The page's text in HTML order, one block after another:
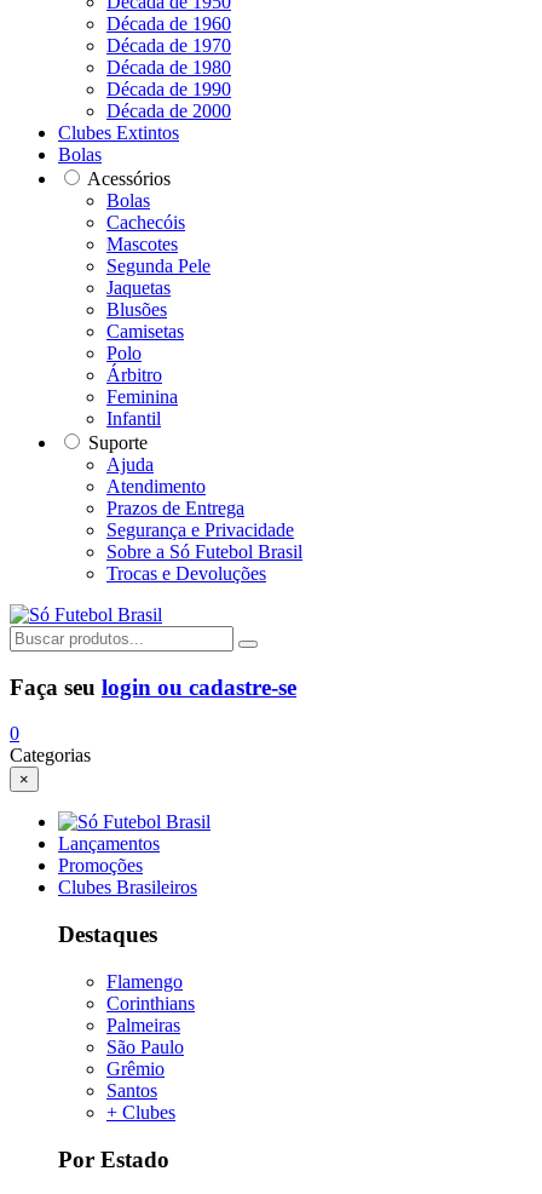
Década de 1960
Década de 1970
Década de 1980
Década de 1990
Década de 2000
Clubes Extintos
Bolas
Acessórios
Bolas
Cachecóis
Mascotes
Segunda Pele
Jaquetas
Blusões
Camisetas
Polo
Árbitro
Feminina
Infantil
Suporte
Ajuda
Atendimento
Prazos de Entrega
Segurança e Privacidade
Sobre a Só Futebol Brasil
Trocas e Devoluções
Faça seu login ou cadastre-se
0
Categorias
×
Lançamentos
Promoções
Clubes Brasileiros
Destaques
Flamengo
Corinthians
Palmeiras
São Paulo
Grêmio
Santos
+ Clubes
Por Estado